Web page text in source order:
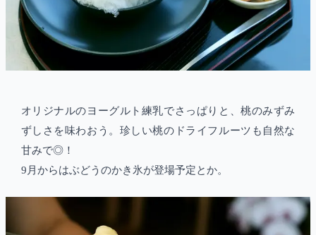
オリジナルのヨーグルト練乳でさっぱりと、桃のみずみ
ずしさを味わおう。珍しい桃のドライフルーツも自然な
甘みで◎！
9月からはぶどうのかき氷が登場予定とか。